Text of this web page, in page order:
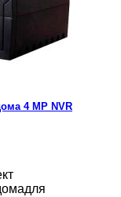
4 MP NVR